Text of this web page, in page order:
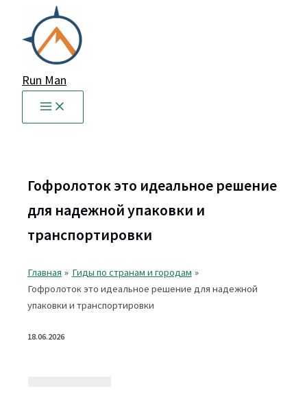
содержимому
Run Man
Гофролоток это идеальное решение
для надежной упаковки и
транспортировки
Главная
Гиды по странам и городам
Гофролоток это идеальное решение для надежной
упаковки и транспортировки
18.06.2026